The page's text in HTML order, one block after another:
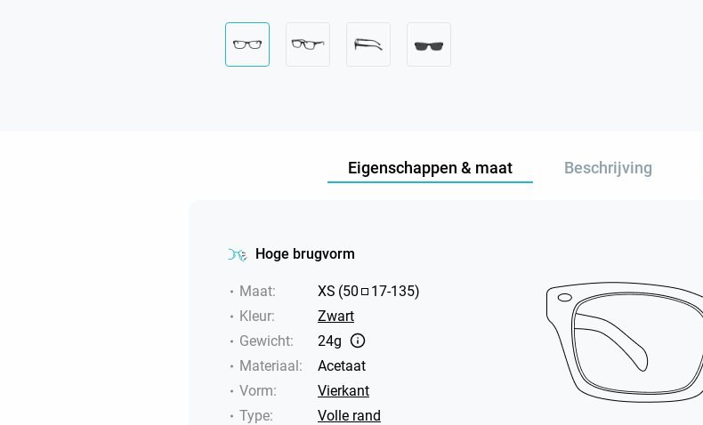
Eigenschappen & maat Beschrijving
Hoge brugvorm
Maat: XS (50 17-135)
Kleur:
Zwart
Gewicht:
24g
Materiaal:
Acetaat
Vorm:
Vierkant
Type:
Volle rand